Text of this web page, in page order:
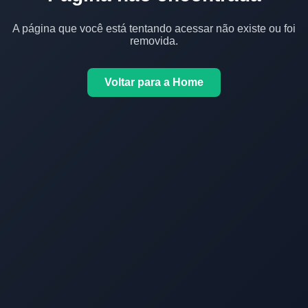
A página que você está tentando acessar não existe ou foi
removida.
Voltar para a Home